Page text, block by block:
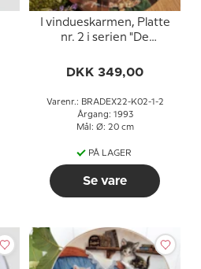
I vindueskarmen, Platte
nr. 2 i serien "De
Kahla Porzellan
DKK 349,00
Varenr.: BRADEX22-K02-1-2
Årgang: 1993
Mål: Ø: 20 cm
PÅ LAGER
Se vare